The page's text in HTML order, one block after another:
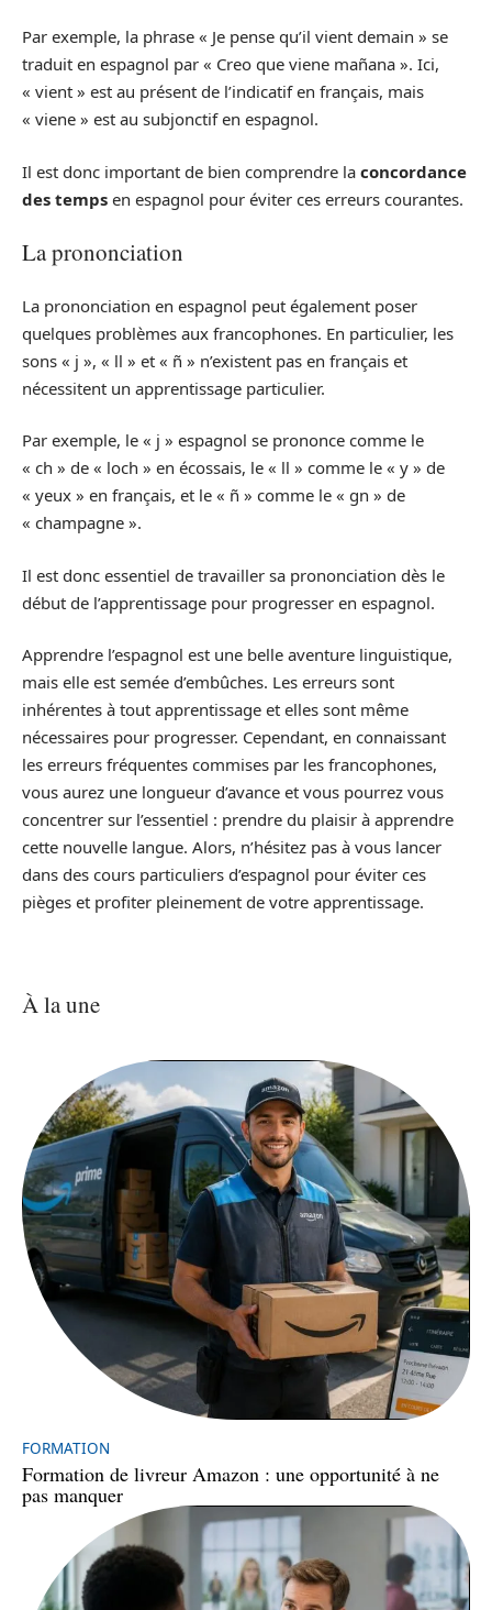
Par exemple, la phrase « Je pense qu’il vient demain » se
traduit en espagnol par « Creo que viene mañana ». Ici,
« vient » est au présent de l’indicatif en français, mais
« viene » est au subjonctif en espagnol.
Il est donc important de bien comprendre la concordance
des temps en espagnol pour éviter ces erreurs courantes.
La prononciation
La prononciation en espagnol peut également poser
quelques problèmes aux francophones. En particulier, les
sons « j », « ll » et « ñ » n’existent pas en français et
nécessitent un apprentissage particulier.
Par exemple, le « j » espagnol se prononce comme le
« ch » de « loch » en écossais, le « ll » comme le « y » de
« yeux » en français, et le « ñ » comme le « gn » de
« champagne ».
Il est donc essentiel de travailler sa prononciation dès le
début de l’apprentissage pour progresser en espagnol.
Apprendre l’espagnol est une belle aventure linguistique,
mais elle est semée d’embûches. Les erreurs sont
inhérentes à tout apprentissage et elles sont même
nécessaires pour progresser. Cependant, en connaissant
les erreurs fréquentes commises par les francophones,
vous aurez une longueur d’avance et vous pourrez vous
concentrer sur l’essentiel : prendre du plaisir à apprendre
cette nouvelle langue. Alors, n’hésitez pas à vous lancer
dans des cours particuliers d’espagnol pour éviter ces
pièges et profiter pleinement de votre apprentissage.
À la une
FORMATION
Formation de livreur Amazon : une opportunité à ne
pas manquer